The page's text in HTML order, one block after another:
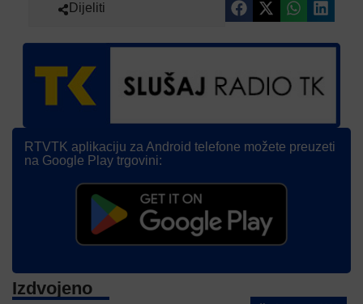
Dijeliti
RTVTK aplikaciju za Android telefone možete preuzeti
na Google Play trgovini:
Izdvojeno